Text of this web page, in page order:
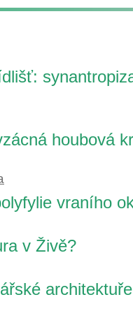
houbová
vraního
v Živě?
architektuře